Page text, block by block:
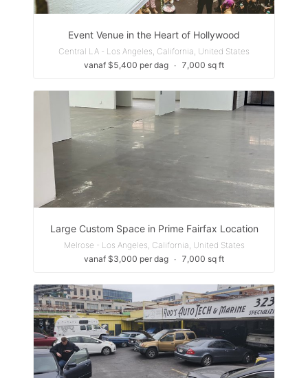
Event Venue in the Heart of Hollywood
Central LA - Los Angeles, California, United States
vanaf $5,400 per dag ∙ 7,000 sq ft
Large Custom Space in Prime Fairfax Location
Melrose - Los Angeles, California, United States
vanaf $3,000 per dag ∙ 7,000 sq ft